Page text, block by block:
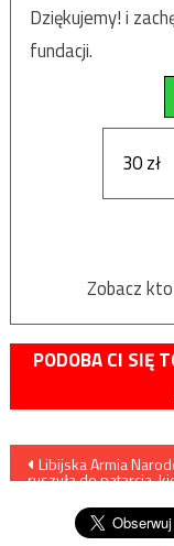
Dziękujemy! i
fundacji.
30 zł
Zobacz
PODOBA CI SIĘ
Nawigacja
wpisu
Libijska Armia
ruszyła do natarcia,